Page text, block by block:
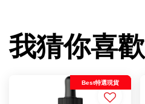
我猜你喜歡
Best特選現貨